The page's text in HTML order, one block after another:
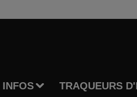
INFOS TRAQUEURS